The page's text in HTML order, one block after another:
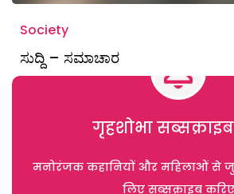
Society
ಸುದ್ದಿ – ಸಮಾಚಾರ
गृहशोभा
मनोरंजक कहानियों और महिलाओं से
लिए सब्सक्राइब करिए